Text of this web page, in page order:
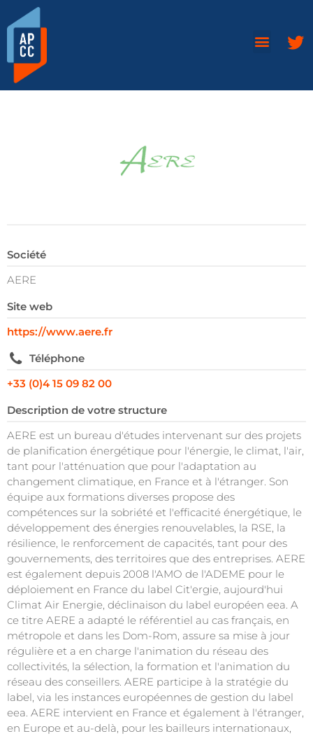
Société
AERE
Site web
https://www.aere.fr
Téléphone
+33 (0)4 15 09 82 00
Description de votre structure
AERE est un bureau d'études intervenant sur des projets
de planification énergétique pour l'énergie, le climat, l'air,
tant pour l'atténuation que pour l'adaptation au
changement climatique, en France et à l'étranger. Son
équipe aux formations diverses propose des
compétences sur la sobriété et l'efficacité énergétique, le
développement des énergies renouvelables, la RSE, la
résilience, le renforcement de capacités, tant pour des
gouvernements, des territoires que des entreprises. AERE
est également depuis 2008 l'AMO de l'ADEME pour le
déploiement en France du label Cit'ergie, aujourd'hui
Climat Air Energie, déclinaison du label européen eea. A
ce titre AERE a adapté le référentiel au cas français, en
métropole et dans les Dom-Rom, assure sa mise à jour
régulière et a en charge l'animation du réseau des
collectivités, la sélection, la formation et l'animation du
réseau des conseillers. AERE participe à la stratégie du
label, via les instances européennes de gestion du label
eea. AERE intervient en France et également à l'étranger,
en Europe et au-delà, pour les bailleurs internationaux,